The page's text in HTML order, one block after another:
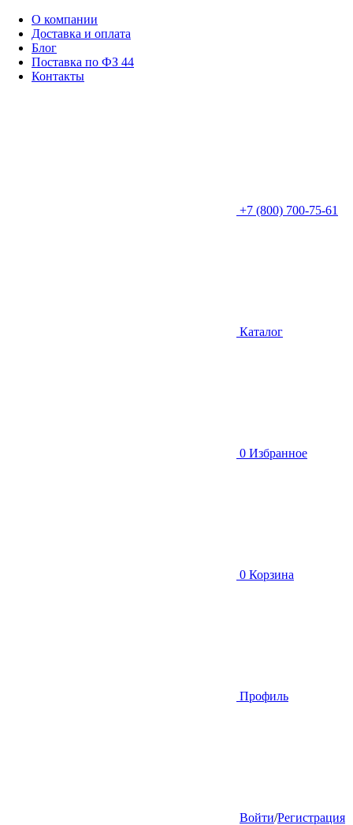
О компании
Доставка и оплата
Блог
Поставка по ФЗ 44
Контакты
+7 (800) 700-75-61
Каталог
0 Избранное
0 Корзина
Профиль
Войти/Регистрация